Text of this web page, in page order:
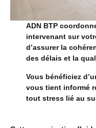
ADN BTP
intervenant sur
d’assurer la
des délais et la
Vous bénéficiez
vous tient informé
tout stress lié au